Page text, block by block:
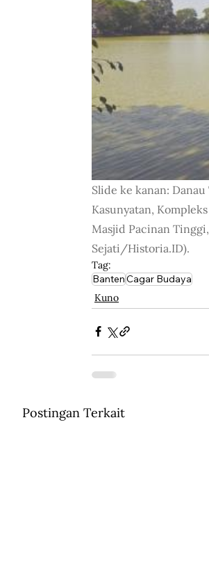
Slide ke kanan:
Kasunyatan,
Masjid Pacinan
Sejati/Historia.ID).
Tag:
BantenCagar Budaya
Kuno
Postingan Terkait